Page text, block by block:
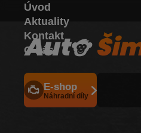
Úvod
Aktuality
Kontakt
O nás
E-shop
Náhradní díly